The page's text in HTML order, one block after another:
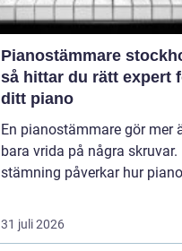
Pianostämmare
så hittar du rätt expert
ditt piano
En pianostämmare gör mer
bara vrida på några skruvar.
stämning påverkar hur
31 juli 2026